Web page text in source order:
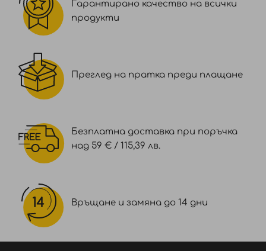
Гарантирано качество на всички
продукти
Преглед на пратка преди плащане
Безплатна доставка при поръчка
над 59 € / 115,39 лв.
Връщане и замяна до 14 дни